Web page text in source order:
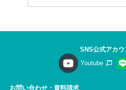
SNS公式アカウ
Youtube
お問い合わせ・資料請求